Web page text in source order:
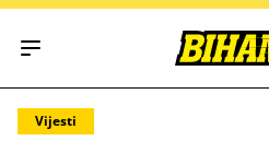
Open main menu
Vijesti